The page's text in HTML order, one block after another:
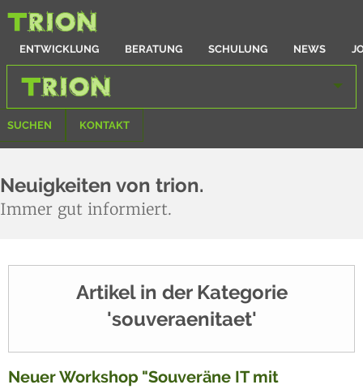
ENTWICKLUNG BERATUNG SCHULUNG NEWS
SUCHEN KONTAKT
Neuigkeiten von trion.
Immer gut informiert.
Artikel in der Kategorie
'souveraenitaet'
Neuer Workshop "Souveräne IT mit